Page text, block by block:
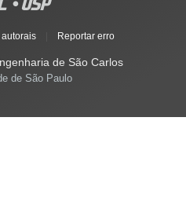
Reportar erro
de São Carlos
de São Paulo